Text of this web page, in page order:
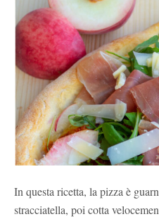
In questa ricetta, la pizza è
stracciatella, poi cotta